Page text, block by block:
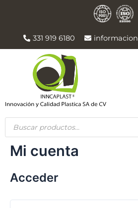
331 919 6180
Products
search
Mi cuenta
Acceder
Obligatorio